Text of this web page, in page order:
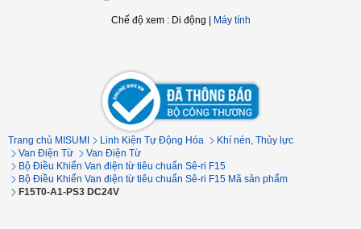
Chế độ xem: Di động Máy tính
Trang chủ MISUMI Linh Kiện Tự Động Hóa
Khí nén, Thủy lực
Van Điện Từ
Van Điện Từ
Bộ Điều Khiển Van điện từ tiêu chuẩn Sê-ri F15
Bộ Điều Khiển Van điện từ tiêu chuẩn Sê-ri F15 Mã sản phẩm
F15T0-A1-PS3 DC24V